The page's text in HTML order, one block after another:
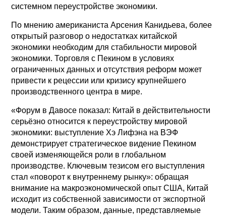
системном переустройстве экономики.
По мнению американиста Арсения Канидьева, более
открытый разговор о недостатках китайской
экономики необходим для стабильности мировой
экономики. Торговля с Пекином в условиях
ограниченных данных и отсутствия реформ может
привести к рецессии или кризису крупнейшего
производственного центра в мире.
«Форум в Давосе показал: Китай в действительности
серьёзно относится к переустройству мировой
экономики: выступление Хэ Лифэна на ВЭФ
демонстрирует стратегическое видение Пекином
своей изменяющейся роли в глобальном
производстве. Ключевым тезисом его выступления
стал «поворот к внутреннему рынку»: обращая
внимание на макроэкономической опыт США, Китай
исходит из собственной зависимости от экспортной
модели. Таким образом, данные, представляемые